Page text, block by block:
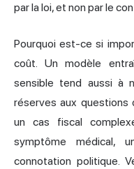
par la loi, et non par le
Pourquoi est-ce si
coût. Un modèle
sensible tend aussi à
réserves aux questions
un cas fiscal
symptôme médical,
connotation politique.